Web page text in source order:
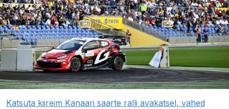
Katsuta kiireim Kanaari saarte ralli avakatsel, vahed